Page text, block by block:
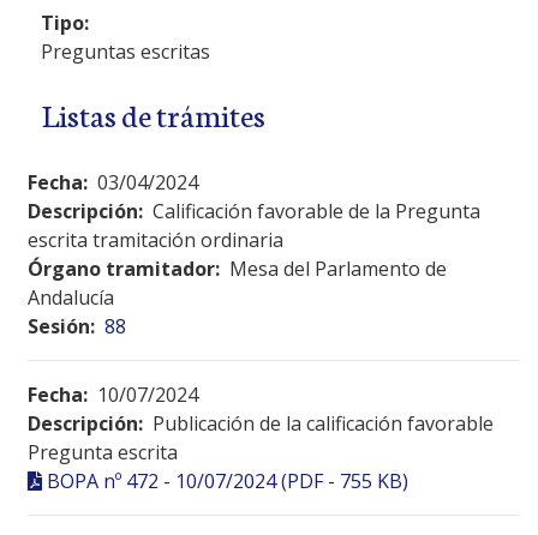
Tipo:
Preguntas escritas
Listas de trámites
Fecha: 03/04/2024
Descripción: Calificación favorable de la Pregunta
escrita tramitación ordinaria
Órgano tramitador: Mesa del Parlamento de
Andalucía
Sesión: 88
Fecha: 10/07/2024
Descripción: Publicación de la calificación favorable
Pregunta escrita
BOPA nº 472 - 10/07/2024 (PDF - 755 KB)